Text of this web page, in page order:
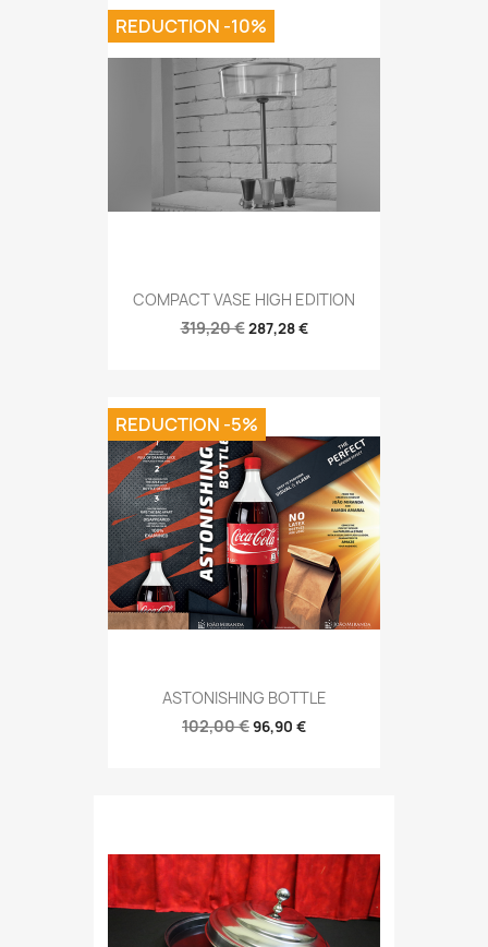
COMPACT VASE HIGH EDITION
319,20 €287,28 €
REDUCTION -10%
ASTONISHING BOTTLE
102,00 €96,90 €
REDUCTION -5%